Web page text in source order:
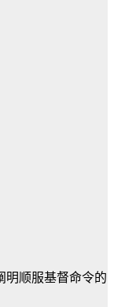
明顺服基督命令的